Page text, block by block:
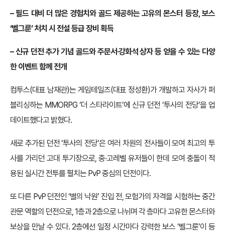
–필드 대비 더 많은 경험치와 골드 제공하는 고유의 몬스터 등장, 보스
‘벨그룬’ 처치 시 전설 등급 장비 획득
–신규 던전 추가 기념 골드와 주문서·강화석 상자 등 얻을 수 있는 다양
한 이벤트 함께 전개
컴투스(대표 남재관)는 게임테일즈(대표 정성환)가 개발하고 자사가 퍼
블리싱하는 MMORPG ‘더 스타라이트’에 신규 던전 ‘투사의 전당’을 업
데이트했다고 밝혔다.
새로 추가된 던전 ‘투사의 전당’은 여러 차원의 전사들이 모여 최고의 투
사를 가리던 고대 투기장으로, 중·고레벨 유저들이 한데 모여 충돌이 적
용된 실시간 전투를 펼치는 PvP 중심의 던전이다.
또 다른 PvP 던전인 ‘별의 낙원’ 진입 전, 모험가의 자격을 시험하는 중간
관문 역할의 던전으로, 1층과 2층으로 나뉘며 각 층마다 고유한 몬스터와
보상을 만날 수 있다. 2층에선 일정 시간마다 강력한 보스 ‘벨그룬’이 등